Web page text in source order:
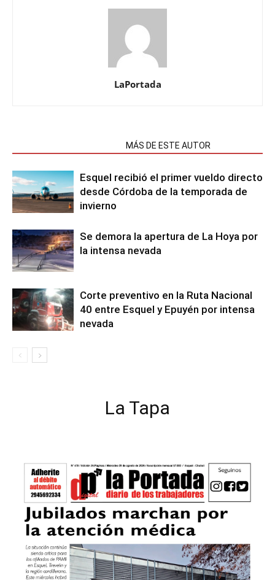
LaPortada
MÁS DE ESTE AUTOR
Esquel recibió el primer vueldo directo
desde Córdoba de la temporada de
invierno
Se demora la apertura de La Hoya por
la intensa nevada
Corte preventivo en la Ruta Nacional
40 entre Esquel y Epuyén por intensa
nevada
La Tapa